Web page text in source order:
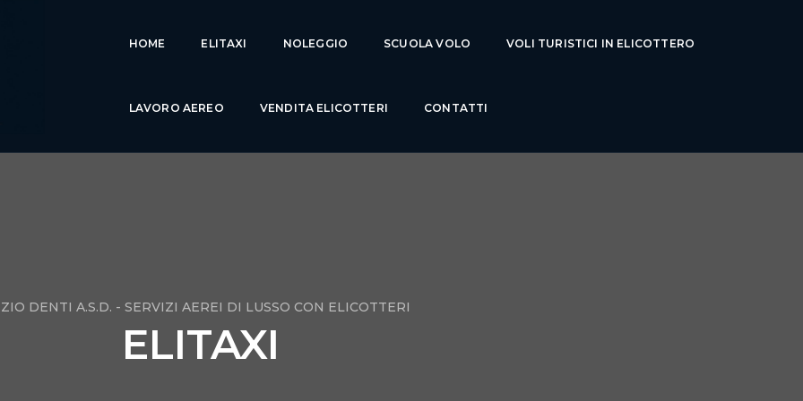
HOME ELITAXI NOLEGGIO SCUOLA VOLO VOLI TURISTICI IN ELICOTTERO
LAVORO AEREO VENDITA ELICOTTERI CONTATTI
DENTI A.S.D. - SERVIZI AEREI DI LUSSO CON ELICOTTERI
ELITAXI